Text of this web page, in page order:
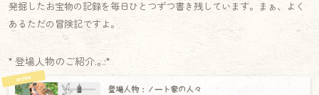
発掘したお宝物の記録を毎日ひとつずつ書き残しています。まぁ、よく
あるただの冒険記ですよ。
* 登場人物のご紹介.｡.:*
登場人物：ノート家の人々